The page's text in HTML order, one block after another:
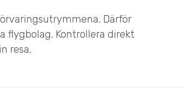
Därför
flygbolag. Kontrollera direkt
resa.